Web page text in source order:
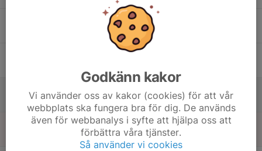
14:00
Galgberget Landalavägen
10:00
Årsmöte 2023
Friskis och Svettis, Slottsmöllan
Godkänn kakor
Vi använder oss av kakor (cookies) för att vår
webbplats ska fungera bra för dig. De används
även för webbanalys i syfte att hjälpa oss att
förbättra våra tjänster.
Så använder vi cookies